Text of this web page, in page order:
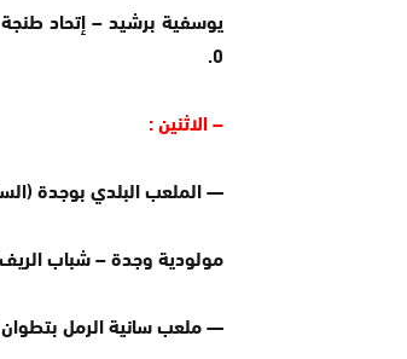
0.
– الاثنين :
— الملعب البلدي بوجدة
مولودية وجدة – شباب
— ملعب سانية الرمل